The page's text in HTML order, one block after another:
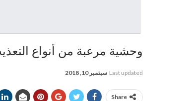
وحشية مرعبة من أنواع
Last updated سبتمبر 10, 2018
Share